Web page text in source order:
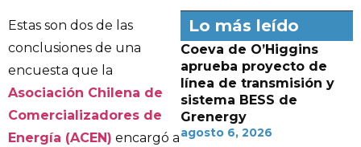
Estas son dos de las
conclusiones de una
encuesta que la
Asociación Chilena de
Comercializadores de
Energía (ACEN) encargó a
Lo más leído
Coeva de O’Higgins
aprueba proyecto de
línea de transmisión y
sistema BESS de
Grenergy
agosto 6, 2026